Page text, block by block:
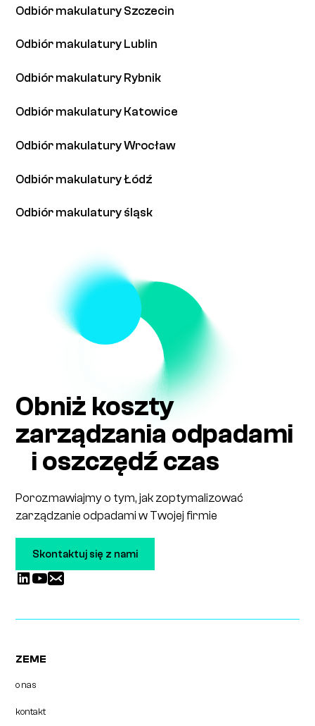
Odbiór makulatury Szczecin
Odbiór makulatury Lublin
Odbiór makulatury Rybnik
Odbiór makulatury Katowice
Odbiór makulatury Wrocław
Odbiór makulatury Łódź
Odbiór makulatury śląsk
Obniż koszty
zarządzania odpadami
i oszczędź czas
Porozmawiajmy o tym, jak zoptymalizować
zarządzanie odpadami w Twojej firmie
Skontaktuj się z nami
ZEME
o nas
kontakt